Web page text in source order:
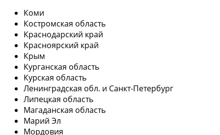
Коми
Костромская область
Краснодарский край
Красноярский край
Крым
Курганская область
Курская область
Ленинградская обл. и Санкт-Петербург
Липецкая область
Магаданская область
Марий Эл
Мордовия